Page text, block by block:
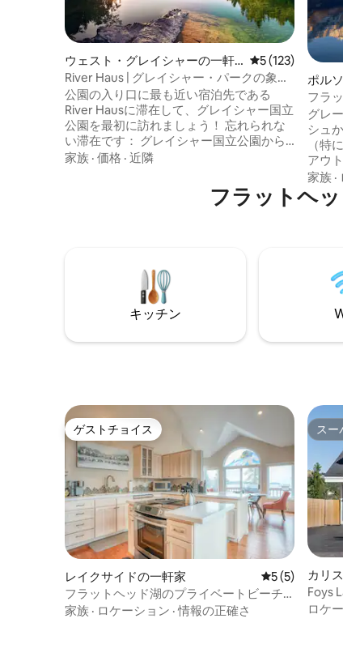
ウェスト・グレイシャーの一軒
家
レビュー123件
5 (123)
River Haus | グレイシャー・パークの象徴
的な家
公園の入り口に最も近い宿泊先である
River Hausに滞在して、グレイシャー国立
公園を最初に訪れましょう！ 忘れられな
い滞在です： グレイシャー国立公園から
✔すぐ 有名なゴーイング・トゥ・ザ・サ
の景色、豊かな自然光、温かみのあるミ
す ファミリーに最適 焚き火台＋バーベキ
広大な裏庭 サウナ フライフィッシング
家族 · 価格 · 近隣
ポル
フラ
（ジ
グレ
シュから
（特
アウ
ス、
きな
ンツ
21マ
ク・
マイ
シュ
ト不可
家族 ·
フラットヘ
キッチン
ゲストチョイス
ゲストチョイス
レイクサイドの一軒家 レビュー5件、
5 (5)
フラットヘッド湖のプライベートビーチ
付きの湖畔の宿泊施設
家族 · ロケーション ·情報の正確さ
スー
スー
カリ
Foys
提供
ロケ